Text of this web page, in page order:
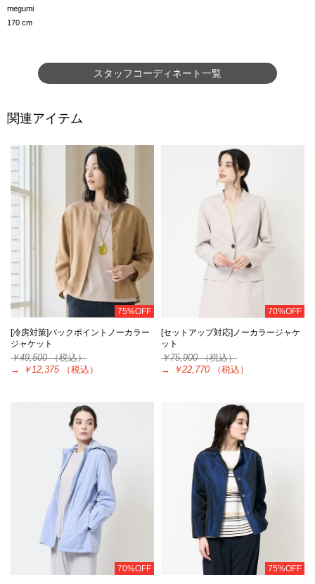
megumi
170 cm
スタッフコーディネート一覧
関連アイテム
75%OFF
[冷房対策]バックポイントノーカラー
ジャケット
￥49,500（税込）
→
￥12,375 （税込）
70%OFF
[セットアップ対応]ノーカラージャケ
ット
￥75,900（税込）
→
￥22,770 （税込）
70%OFF 75%OFF